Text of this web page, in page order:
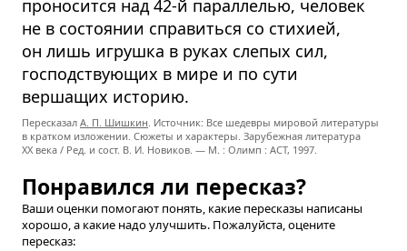
проносится над 42-й параллелью, человек
не в состоянии справиться со стихией,
он лишь игрушка в руках слепых сил,
господствующих в мире и по сути
вершащих историю.
Пересказал А. П. Шишкин. Источник: Все шедевры мировой литературы
в кратком изложении. Сюжеты и характеры. Зарубежная литература
XX века / Ред. и сост. В. И. Новиков. — М. : Олимп : ACT, 1997.
Понравился ли пересказ?
Ваши оценки помогают понять, какие пересказы написаны
хорошо, а какие надо улучшить. Пожалуйста, оцените
пересказ: